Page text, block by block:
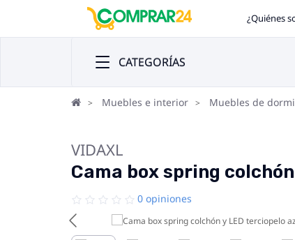
¿Quiénes
CATEGORÍAS
Muebles e interior Muebles de
VIDAXL
Cama box spring
0 opiniones